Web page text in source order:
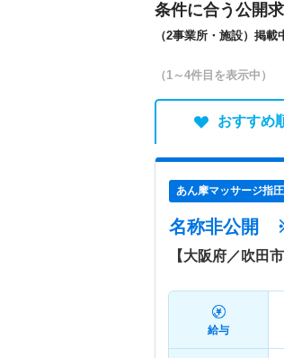
条件に合う公開
（2事業所・施設）掲載
（1～4件目を表示中）
おすすめ
あん摩マッサージ指
名称非公開 ※
【大阪府／吹田
給与